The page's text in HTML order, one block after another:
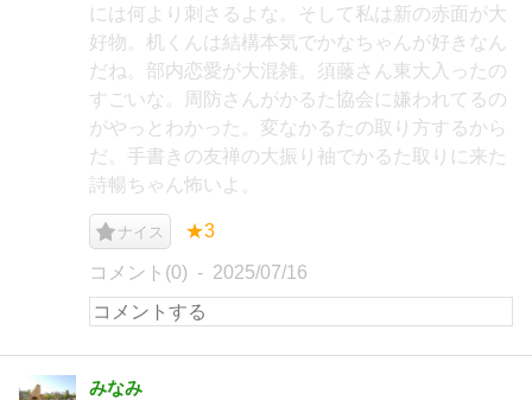
には何より刺さるよな。そして私は新の赤面が大
好物。机くんは結構本気でかなちゃんが好きなん
だね。部内恋愛が大混雑。須藤さん東大入ったの
すごいな。周防さんがかるた協会に嫌われてるの
がやっとわかった。変なかるたの取り方するから
だ。手書きの友禅の大振り袖でかるた取りに来た
詩暢ちゃん怖いよ。
ナイス ★3
コメント(0) 2025/07/16
みなみ